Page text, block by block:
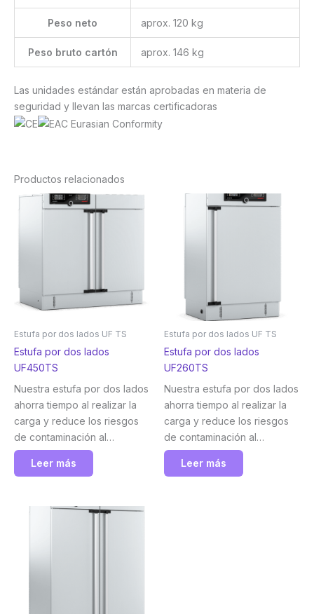
Peso neto aprox. 120 kg
Peso bruto cartón aprox. 146 kg
Las unidades estándar están aprobadas en materia de
seguridad y llevan las marcas certificadoras
Productos relacionados
Estufa por dos lados UF TS
Estufa por dos lados
UF450TS
Nuestra estufa por dos lados
ahorra tiempo al realizar la
carga y reduce los riesgos
de contaminación al
transportar las muestras.
Memmert
Leer más
Estufa por dos lados UF TS
Estufa por dos lados
UF260TS
Nuestra estufa por dos lados
ahorra tiempo al realizar la
carga y reduce los riesgos
de contaminación al
transportar las muestras.
Memmert
Leer más